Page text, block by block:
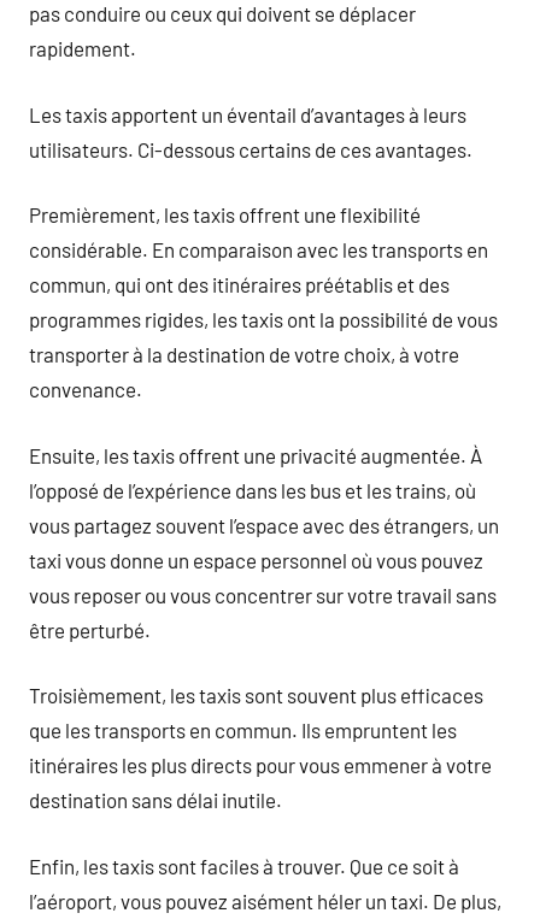
pas conduire ou ceux qui doivent se déplacer
rapidement.
Les taxis apportent un éventail d’avantages à leurs
utilisateurs. Ci-dessous certains de ces avantages.
Premièrement, les taxis offrent une flexibilité
considérable. En comparaison avec les transports en
commun, qui ont des itinéraires préétablis et des
programmes rigides, les taxis ont la possibilité de vous
transporter à la destination de votre choix, à votre
convenance.
Ensuite, les taxis offrent une privacité augmentée. À
l’opposé de l’expérience dans les bus et les trains, où
vous partagez souvent l’espace avec des étrangers, un
taxi vous donne un espace personnel où vous pouvez
vous reposer ou vous concentrer sur votre travail sans
être perturbé.
Troisièmement, les taxis sont souvent plus efficaces
que les transports en commun. Ils empruntent les
itinéraires les plus directs pour vous emmener à votre
destination sans délai inutile.
Enfin, les taxis sont faciles à trouver. Que ce soit à
l’aéroport, vous pouvez aisément héler un taxi. De plus,